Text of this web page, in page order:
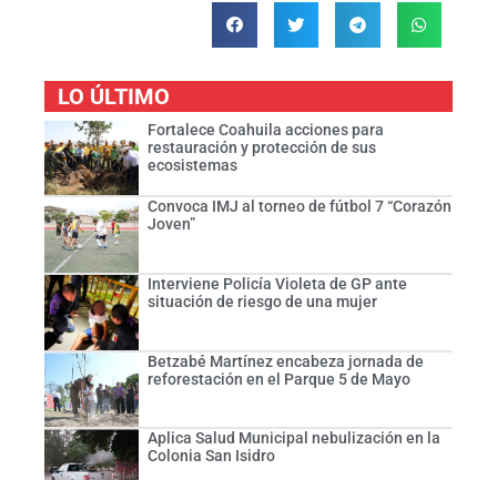
LO ÚLTIMO
Fortalece Coahuila acciones para
restauración y protección de sus
ecosistemas
Convoca IMJ al torneo de fútbol 7 “Corazón
Joven”
Interviene Policía Violeta de GP ante
situación de riesgo de una mujer
Betzabé Martínez encabeza jornada de
reforestación en el Parque 5 de Mayo
Aplica Salud Municipal nebulización en la
Colonia San Isidro